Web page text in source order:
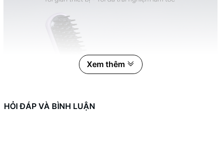
Xem thêm
HỎI ĐÁP VÀ BÌNH LUẬN